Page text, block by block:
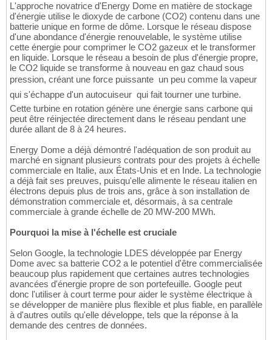
L'approche novatrice d'Energy Dome en matière de stockage
d'énergie utilise le dioxyde de carbone (CO2) contenu dans une
batterie unique en forme de dôme. Lorsque le réseau dispose
d'une abondance d'énergie renouvelable, le système utilise
cette énergie pour comprimer le CO2 gazeux et le transformer
en liquide. Lorsque le réseau a besoin de plus d'énergie propre,
le CO2 liquide se transforme à nouveau en gaz chaud sous
pression, créant une force puissante  un peu comme la vapeur
qui s'échappe d'un autocuiseur  qui fait tourner une turbine.
Cette turbine en rotation génère une énergie sans carbone qui
peut être réinjectée directement dans le réseau pendant une
durée allant de 8 à 24 heures.
Energy Dome a déjà démontré l'adéquation de son produit au
marché en signant plusieurs contrats pour des projets à échelle
commerciale en Italie, aux États-Unis et en Inde. La technologie
a déjà fait ses preuves, puisqu'elle alimente le réseau italien en
électrons depuis plus de trois ans, grâce à son installation de
démonstration commerciale et, désormais, à sa centrale
commerciale à grande échelle de 20 MW-200 MWh.
Pourquoi la mise à l'échelle est cruciale
Selon Google, la technologie LDES développée par Energy
Dome avec sa batterie CO2 a le potentiel d'être commercialisée
beaucoup plus rapidement que certaines autres technologies
avancées d'énergie propre de son portefeuille. Google peut
donc l'utiliser à court terme pour aider le système électrique à
se développer de manière plus flexible et plus fiable, en parallèle
à d'autres outils qu'elle développe, tels que la réponse à la
demande des centres de données.